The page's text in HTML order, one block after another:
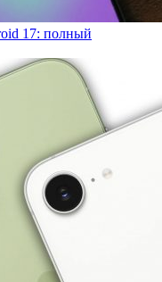
17: полный